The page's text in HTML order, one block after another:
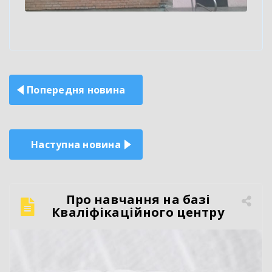
Навігація
записів
Попередня новина
Наступна новина
Про навчання на базі
Кваліфікаційного центру